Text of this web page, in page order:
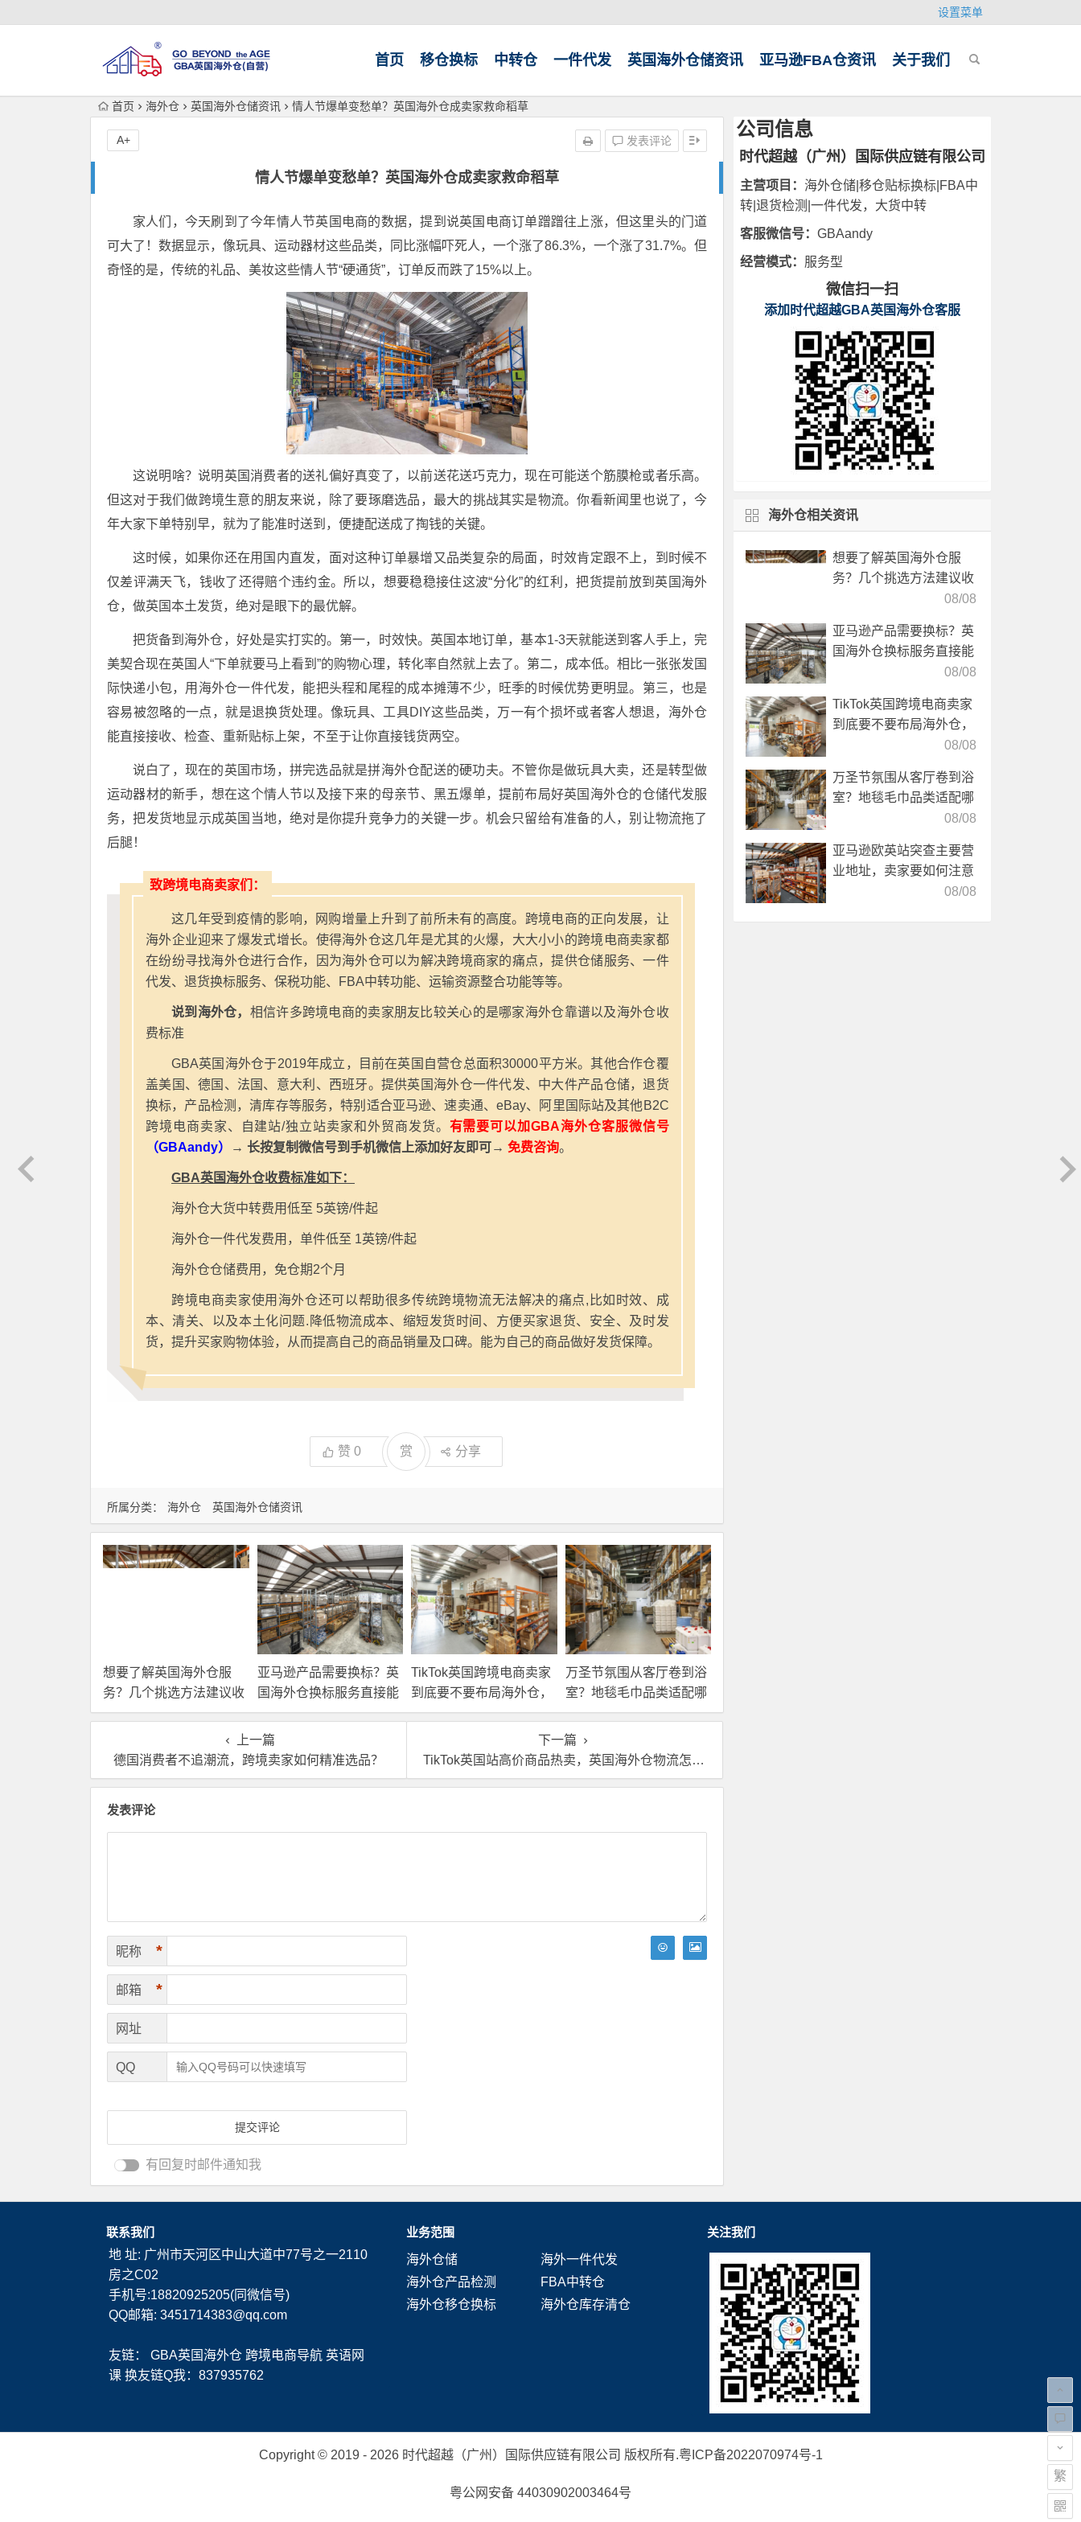
设置菜单
首页 移仓换标 中转仓 一件代发 英国海外仓储资讯 亚马逊FBA仓资讯 关于我们
首页 海外仓 英国海外仓储资讯 情人节爆单变愁单？英国海外仓成卖家救命稻草
情人节爆单变愁单？英国海外仓成卖家救命稻草
发表评论
A+
所属分类： 海外仓 英国海外仓储资讯
家人们，今天刷到了今年情人节英国电商的数据，提到说英国电商订单蹭蹭往上涨，但这里头的门道
可大了！数据显示，像玩具、运动器材这些品类，同比涨幅吓死人，一个涨了86.3%，一个涨了31.7%。但
奇怪的是，传统的礼品、美妆这些情人节“硬通货”，订单反而跌了15%以上。
这说明啥？说明英国消费者的送礼偏好真变了，以前送花送巧克力，现在可能送个筋膜枪或者乐高。
但这对于我们做跨境生意的朋友来说，除了要琢磨选品，最大的挑战其实是物流。你看新闻里也说了，今
年大家下单特别早，就为了能准时送到，便捷配送成了掏钱的关键。
这时候，如果你还在用国内直发，面对这种订单暴增又品类复杂的局面，时效肯定跟不上，到时候不
仅差评满天飞，钱收了还得赔个违约金。所以，想要稳稳接住这波“分化”的红利，把货提前放到英国海外
仓，做英国本土发货，绝对是眼下的最优解。
把货备到海外仓，好处是实打实的。第一，时效快。英国本地订单，基本1-3天就能送到客人手上，完
美契合现在英国人“下单就要马上看到”的购物心理，转化率自然就上去了。第二，成本低。相比一张张发国
际快递小包，用海外仓一件代发，能把头程和尾程的成本摊薄不少，旺季的时候优势更明显。第三，也是
容易被忽略的一点，就是退换货处理。像玩具、工具DIY这些品类，万一有个损坏或者客人想退，海外仓
能直接接收、检查、重新贴标上架，不至于让你直接钱货两空。
说白了，现在的英国市场，拼完选品就是拼海外仓配送的硬功夫。不管你是做玩具大卖，还是转型做
运动器材的新手，想在这个情人节以及接下来的母亲节、黑五爆单，提前布局好英国海外仓的仓储代发服
务，把发货地显示成英国当地，绝对是你提升竞争力的关键一步。机会只留给有准备的人，别让物流拖了
后腿！
致跨境电商卖家们：
这几年受到疫情的影响，网购增量上升到了前所未有的高度。跨境电商的正向发展，让
海外企业迎来了爆发式增长。使得海外仓这几年是尤其的火爆，大大小小的跨境电商卖家都
在纷纷寻找海外仓进行合作，因为海外仓可以为解决跨境商家的痛点，提供仓储服务、一件
代发、退货换标服务、保税功能、FBA中转功能、运输资源整合功能等等。
说到海外仓， 相信许多跨境电商的卖家朋友比较关心的是哪家海外仓靠谱以及海外仓收
费标准
GBA英国海外仓于2019年成立，目前在英国自营仓总面积30000平方米。其他合作仓覆
盖美国、德国、法国、意大利、西班牙。提供英国海外仓一件代发、中大件产品仓储，退货
换标，产品检测，清库存等服务，特别适合亚马逊、速卖通、eBay、阿里国际站及其他B2C
跨境电商卖家、自建站/独立站卖家和外贸商发货。 有需要可以加GBA海外仓客服微信号
（GBAandy）
→ 长按复制微信号到手机微信上添加好友即可→ 免费咨询。
GBA英国海外仓收费标准如下：
海外仓大货中转费用低至 5英镑/件起
海外仓一件代发费用，单件低至 1英镑/件起
海外仓仓储费用，免仓期2个月
跨境电商卖家使用海外仓还可以帮助很多传统跨境物流无法解决的痛点,比如时效、成
本、清关、以及本土化问题.降低物流成本、缩短发货时间、方便买家退货、安全、及时发
货，提升买家购物体验，从而提高自己的商品销量及口碑。能为自己的商品做好发货保障。
赞 0 赏 分享
想要了解英国海外仓服
务？几个挑选方法建议收
藏！
亚马逊产品需要换标？英
国海外仓换标服务直接能
高效解决！
TikTok英国跨境电商卖家
到底要不要布局海外仓，
海外仓优势分析！
万圣节氛围从客厅卷到浴
室？地毯毛巾品类适配哪
些海外仓服务？
上一篇
德国消费者不追潮流，跨境卖家如何精准选品？
下一篇
TikTok英国站高价商品热卖，英国海外仓物流怎么跟？
发表评论
昵称 *
邮箱 *
网址
QQ
有回复时邮件通知我
公司信息
时代超越（广州）国际供应链有限公司
主营项目： 海外仓储|移仓贴标换标|FBA中
转|退货检测|一件代发，大货中转
客服微信号： GBAandy
经营模式： 服务型
微信扫一扫
添加时代超越GBA英国海外仓客服
海外仓相关资讯
想要了解英国海外仓服
务？几个挑选方法建议收
08/08
亚马逊产品需要换标？英
国海外仓换标服务直接能
08/08
TikTok英国跨境电商卖家
到底要不要布局海外仓，
08/08
万圣节氛围从客厅卷到浴
室？地毯毛巾品类适配哪
08/08
亚马逊欧英站突查主要营
业地址，卖家要如何注意
08/08
联系我们
地 址: 广州市天河区中山大道中77号之一2110
房之C02
手机号:18820925205(同微信号)
QQ邮箱: 3451714383@qq.com
友链： GBA英国海外仓 跨境电商导航 英语网
课 换友链Q我：837935762
业务范围
海外仓储
海外一件代发
海外仓产品检测
FBA中转仓
海外仓移仓换标
海外仓库存清仓
关注我们
Copyright © 2019 - 2026 时代超越（广州）国际供应链有限公司 版权所有.粤ICP备2022070974号-1
粤公网安备 44030902003464号
繁